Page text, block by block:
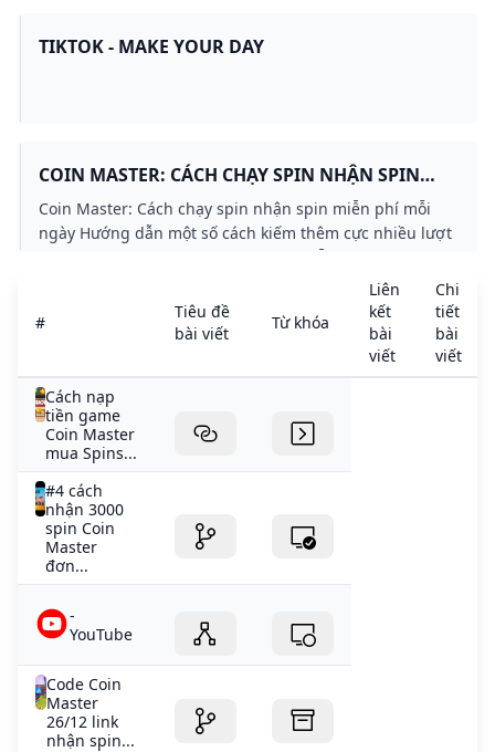
TIKTOK - MAKE YOUR DAY
COIN MASTER: CÁCH CHẠY SPIN NHẬN SPIN
MIỄN PHÍ MỖI NGÀY - DOWNLOAD.VN
Coin Master: Cách chạy spin nhận spin miễn phí mỗi
ngày Hướng dẫn một số cách kiếm thêm cực nhiều lượt
quay trong Coin Master hoàn toàn miễn phí và đơn giản
#
Tiêu đề
bài viết
Từ khóa
Liên
kết
bài
viết
Chi
tiết
bài
viết
Cách nạp
tiền game
Coin Master
mua Spins...
#4 cách
nhận 3000
spin Coin
Master
đơn...
-
YouTube
Code Coin
Master
26/12 link
nhận spin...